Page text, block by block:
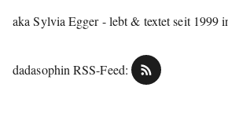
aka Sylvia Egger - lebt & textet seit 1999
dadasophin RSS-Feed: